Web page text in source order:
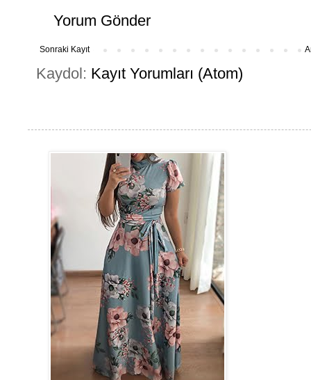
Yorum Gönder
Sonraki Kayıt
Kaydol: Kayıt Yorumları (Atom)